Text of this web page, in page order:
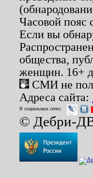
Часовой пояс
Если вы
общества,
женщин. 16+
СМИ не
Адреса сайта:
В социальных сетях:
© Дебри-